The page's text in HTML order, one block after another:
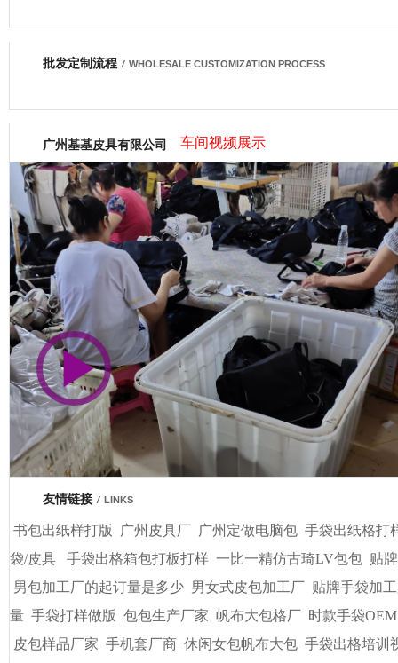
网商会会员
市商会会员单位
批发定制流程 / WHOLESALE CUSTOMIZATION PROCESS
广州基基皮具有限公司 车间视频展示